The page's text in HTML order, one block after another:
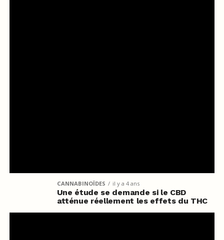
CANNABINOÏDES il y a 4 ans
Une étude se demande si le CBD
atténue réellement les effets du THC